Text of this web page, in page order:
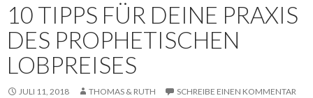
10 TIPPS FÜR DEINE PRAXIS
DES PROPHETISCHEN
LOBPREISES
JULI 11, 2018 THOMAS & RUTH SCHREIBE EINEN KOMMENTAR